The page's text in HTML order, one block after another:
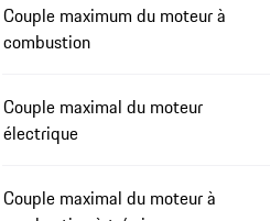
Couple maximum du moteur à
combustion
Couple maximal du moteur
électrique
Couple maximal du moteur à